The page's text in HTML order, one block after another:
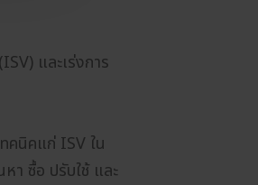
และเร่งการ
นิคแก่ ISV ใน
ซื้อ ปรับใช้ และ